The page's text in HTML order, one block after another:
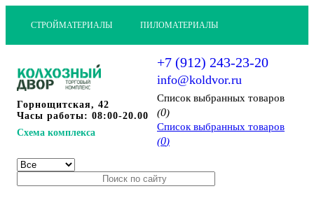
СТРОЙМАТЕРИАЛЫ ПИЛОМАТЕРИАЛЫ
Горнощитская, 42
Часы работы: 08:00-20.00
Схема комплекса
+7 (912) 243-23-20
info@koldvor.ru
Cписок выбранных товаров
(0)
Cписок выбранных товаров
(0)